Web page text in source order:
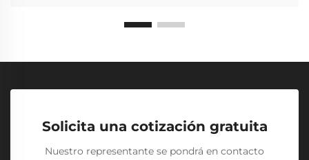
Solicita una cotización gratuita
Nuestro representante se pondrá en contacto